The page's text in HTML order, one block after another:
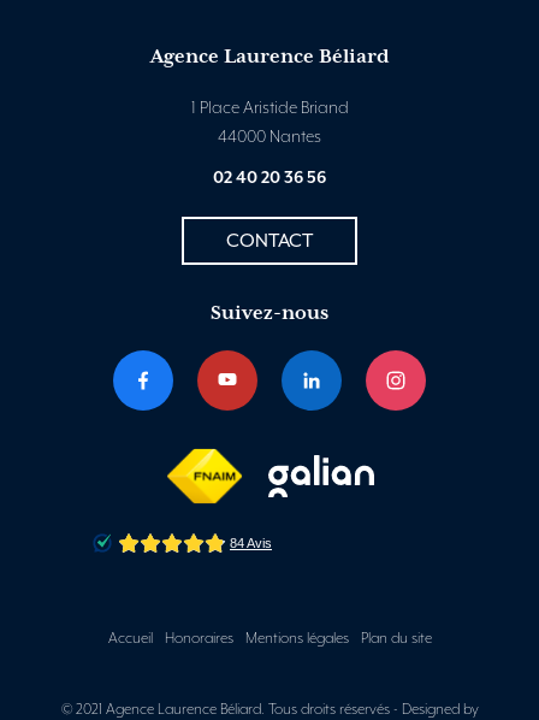
Agence Laurence Béliard
1 Place Aristide Briand
44000 Nantes
02 40 20 36 56
CONTACT
Suivez-nous
Accueil Honoraires Mentions légales Plan du site
© 2021 Agence Laurence Béliard. Tous droits réservés - Designed by